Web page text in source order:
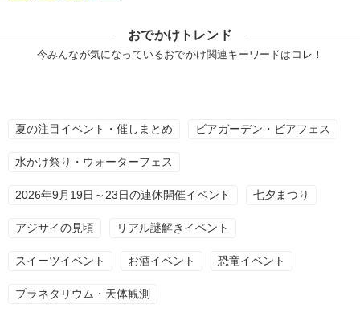
おでかけトレンド
今みんなが気になっているおでかけ関連キーワードはコレ！
夏の注目イベント・催しまとめ ビアガーデン・ビアフェス
水かけ祭り・ウォーターフェス
2026年9月19日～23日の連休開催イベント 七夕まつり
アジサイの見頃 リアル謎解きイベント
スイーツイベント お酒イベント 恐竜イベント
プラネタリウム・天体観測